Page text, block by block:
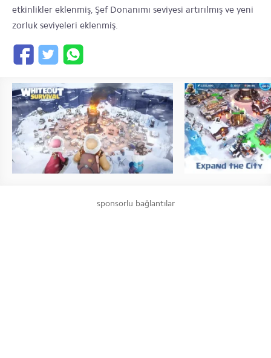
etkinlikler eklenmiş, Şef Donanımı seviyesi artırılmış ve yeni
zorluk seviyeleri eklenmiş.
sponsorlu bağlantılar